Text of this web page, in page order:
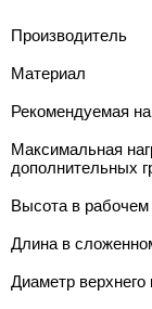
Производитель
Материал
Рекомендуемая
Максимальная
дополнительных
Высота в рабочем
Длина в
Диаметр верхнего